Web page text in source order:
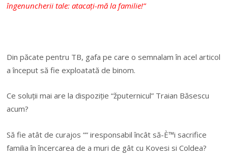
îngenuncherii tale: atacați-mă la familie!”
Din păcate pentru TB, gafa pe care o semnalam în acel articol
a început să fie exploatată de binom.
Ce soluții mai are la dispoziție “žputernicul” Traian Băsescu
acum?
Să fie atât de curajos ““ iresponsabil încât să-È™i sacrifice
familia în încercarea de a muri de gât cu Kovesi si Coldea?